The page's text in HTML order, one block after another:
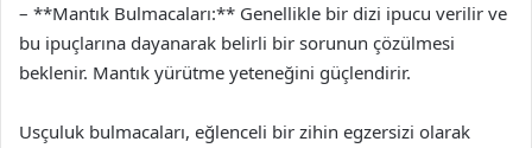
– **Mantık Bulmacaları:** Genellikle bir dizi ipucu verilir ve
bu ipuçlarına dayanarak belirli bir sorunun çözülmesi
beklenir. Mantık yürütme yeteneğini güçlendirir.
Usçuluk bulmacaları, eğlenceli bir zihin egzersizi olarak